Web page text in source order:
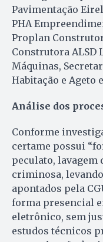
Pavimentação
PHA
Proplan
Construtora ALSD
Máquinas,
Habitação e Ageto
Análise dos
Conforme
certame possui
peculato, lavagem
criminosa,
apontados pela
forma presencial
eletrônico, sem
estudos técnicos